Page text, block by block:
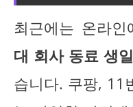
최근에는 온라
대 회사 동료 생
습니다. 쿠팡, 11